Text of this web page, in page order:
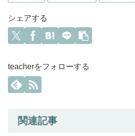
シェアする
teacherをフォローする
関連記事